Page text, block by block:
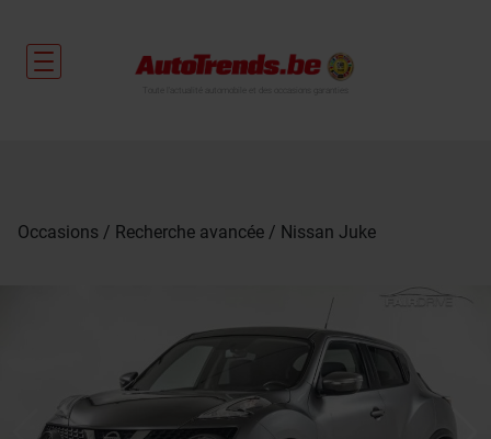
Occasions Recherche avancée Nissan Juke